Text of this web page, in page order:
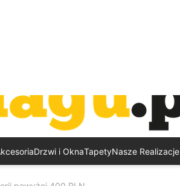
Drzwi i OknaTapetyNasze Realizacje